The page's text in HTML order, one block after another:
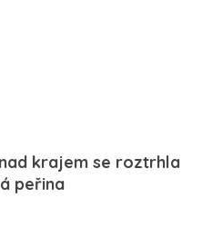
krajem se roztrhla
peřina